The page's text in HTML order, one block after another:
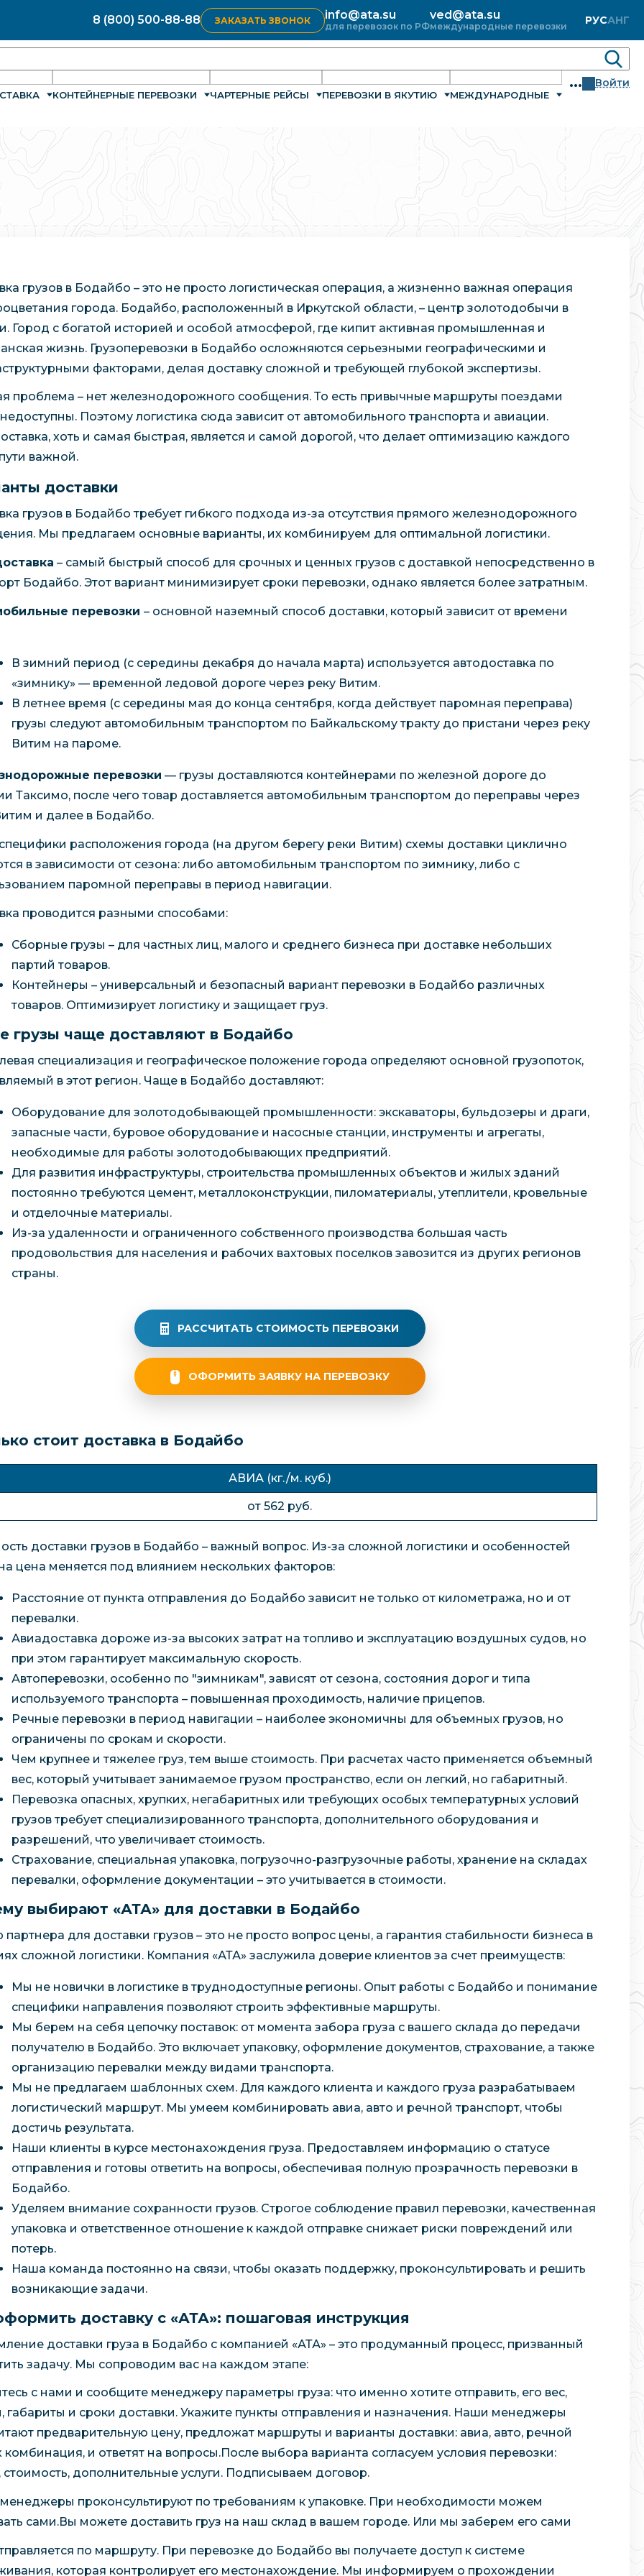
8 (800) 500-88-88 ЗАКАЗАТЬ ЗВОНОК info@ata.su
для перевозок по РФ
ved@ata.su
международные перевозки РУСАНГ
КОНТЕЙНЕРНЫЕ ПЕРЕВОЗКИ ЧАРТЕРНЫЕ РЕЙСЫ ПЕРЕВОЗКИ В ЯКУТИЮ МЕЖДУНАРОДНЫЕ
... Войти
грузов в Бодайбо – это не просто логистическая операция, а жизненно важная операция
города. Бодайбо, расположенный в Иркутской области, – центр золотодобычи в
Город с богатой историей и особой атмосферой, где кипит активная промышленная и
жизнь. Грузоперевозки в Бодайбо осложняются серьезными географическими и
факторами, делая доставку сложной и требующей глубокой экспертизы.
проблема – нет железнодорожного сообщения. То есть привычные маршруты поездами
Поэтому логистика сюда зависит от автомобильного транспорта и авиации.
хоть и самая быстрая, является и самой дорогой, что делает оптимизацию каждого
важной.
доставки
грузов в Бодайбо требует гибкого подхода из-за отсутствия прямого железнодорожного
Мы предлагаем основные варианты, их комбинируем для оптимальной логистики.
– самый быстрый способ для срочных и ценных грузов с доставкой непосредственно в
Бодайбо. Этот вариант минимизирует сроки перевозки, однако является более затратным.
перевозки – основной наземный способ доставки, который зависит от времени
В зимний период (с середины декабря до начала марта) используется автодоставка по
«зимнику» — временной ледовой дороге через реку Витим.
В летнее время (с середины мая до конца сентября, когда действует паромная переправа)
грузы следуют автомобильным транспортом по Байкальскому тракту до пристани через реку
Витим на пароме.
перевозки — грузы доставляются контейнерами по железной дороге до
Таксимо, после чего товар доставляется автомобильным транспортом до переправы через
и далее в Бодайбо.
расположения города (на другом берегу реки Витим) схемы доставки циклично
в зависимости от сезона: либо автомобильным транспортом по зимнику, либо с
паромной переправы в период навигации.
проводится разными способами:
Сборные грузы – для частных лиц, малого и среднего бизнеса при доставке небольших
партий товаров.
Контейнеры – универсальный и безопасный вариант перевозки в Бодайбо различных
товаров. Оптимизирует логистику и защищает груз.
грузы чаще доставляют в Бодайбо
специализация и географическое положение города определяют основной грузопоток,
в этот регион. Чаще в Бодайбо доставляют:
Оборудование для золотодобывающей промышленности: экскаваторы, бульдозеры и драги,
запасные части, буровое оборудование и насосные станции, инструменты и агрегаты,
необходимые для работы золотодобывающих предприятий.
Для развития инфраструктуры, строительства промышленных объектов и жилых зданий
постоянно требуются цемент, металлоконструкции, пиломатериалы, утеплители, кровельные
и отделочные материалы.
Из-за удаленности и ограниченного собственного производства большая часть
продовольствия для населения и рабочих вахтовых поселков завозится из других регионов
страны.
РАССЧИТАТЬ СТОИМОСТЬ ПЕРЕВОЗКИ
ОФОРМИТЬ ЗАЯВКУ НА ПЕРЕВОЗКУ
стоит доставка в Бодайбо
АВИА (кг./м. куб.)
от 562 руб.
доставки грузов в Бодайбо – важный вопрос. Из-за сложной логистики и особенностей
цена меняется под влиянием нескольких факторов:
Расстояние от пункта отправления до Бодайбо зависит не только от километража, но и от
перевалки.
Авиадоставка дороже из-за высоких затрат на топливо и эксплуатацию воздушных судов, но
при этом гарантирует максимальную скорость.
Автоперевозки, особенно по "зимникам", зависят от сезона, состояния дорог и типа
используемого транспорта – повышенная проходимость, наличие прицепов.
Речные перевозки в период навигации – наиболее экономичны для объемных грузов, но
ограничены по срокам и скорости.
Чем крупнее и тяжелее груз, тем выше стоимость. При расчетах часто применяется объемный
вес, который учитывает занимаемое грузом пространство, если он легкий, но габаритный.
Перевозка опасных, хрупких, негабаритных или требующих особых температурных условий
грузов требует специализированного транспорта, дополнительного оборудования и
разрешений, что увеличивает стоимость.
Страхование, специальная упаковка, погрузочно-разгрузочные работы, хранение на складах
перевалки, оформление документации – это учитывается в стоимости.
выбирают «АТА» для доставки в Бодайбо
для доставки грузов – это не просто вопрос цены, а гарантия стабильности бизнеса в
сложной логистики. Компания «АТА» заслужила доверие клиентов за счет преимуществ:
Мы не новички в логистике в труднодоступные регионы. Опыт работы с Бодайбо и понимание
специфики направления позволяют строить эффективные маршруты.
Мы берем на себя цепочку поставок: от момента забора груза с вашего склада до передачи
получателю в Бодайбо. Это включает упаковку, оформление документов, страхование, а также
организацию перевалки между видами транспорта.
Мы не предлагаем шаблонных схем. Для каждого клиента и каждого груза разрабатываем
логистический маршрут. Мы умеем комбинировать авиа, авто и речной транспорт, чтобы
достичь результата.
Наши клиенты в курсе местонахождения груза. Предоставляем информацию о статусе
отправления и готовы ответить на вопросы, обеспечивая полную прозрачность перевозки в
Бодайбо.
Уделяем внимание сохранности грузов. Строгое соблюдение правил перевозки, качественная
упаковка и ответственное отношение к каждой отправке снижает риски повреждений или
потерь.
Наша команда постоянно на связи, чтобы оказать поддержку, проконсультировать и решить
возникающие задачи.
доставку с «АТА»: пошаговая инструкция
доставки груза в Бодайбо с компанией «АТА» – это продуманный процесс, призванный
задачу. Мы сопроводим вас на каждом этапе:
с нами и сообщите менеджеру параметры груза: что именно хотите отправить, его вес,
габариты и сроки доставки. Укажите пункты отправления и назначения. Наши менеджеры
предварительную цену, предложат маршруты и варианты доставки: авиа, авто, речной
комбинация, и ответят на вопросы.После выбора варианта согласуем условия перевозки:
стоимость, дополнительные услуги. Подписываем договор.
проконсультируют по требованиям к упаковке. При необходимости можем
сами.Вы можете доставить груз на наш склад в вашем городе. Или мы заберем его сами
по маршруту. При перевозке до Бодайбо вы получаете доступ к системе
которая контролирует его местонахождение. Мы информируем о прохождении